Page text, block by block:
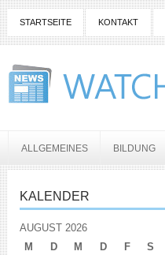
STARTSEITE KONTAKT
ALLGEMEINES BILDUNG
KALENDER
AUGUST 2026
M
D M D F S